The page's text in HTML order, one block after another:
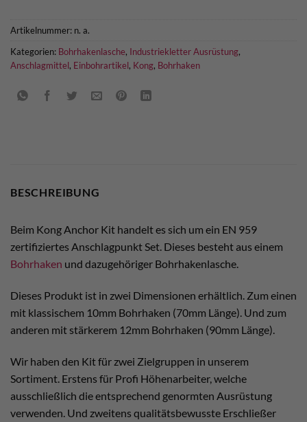
Artikelnummer: n. a.
Kategorien: Bohrhakenlasche, Industriekletter Ausrüstung,
Anschlagmittel, Einbohrartikel, Kong, Bohrhaken
BESCHREIBUNG
Beim Kong Anchor Kit handelt es sich um ein EN 959
zertifiziertes Anschlagpunkt Set. Dieses besteht aus einem
Bohrhaken und dazugehöriger Bohrhakenlasche.
Dieses Produkt ist in zwei Dimensionen erhältlich. Zum einen
mit klassischem 10mm Bohrhaken (70mm Länge). Und zum
anderen mit stärkerem 12mm Bohrhaken (90mm Länge).
Wir haben den Kit für zwei Zielgruppen in unserem
Sortiment. Erstens für Profi Höhenarbeiter, welche
ausschließlich die entsprechend genormten Ausrüstung
verwenden. Und zweitens qualitätsbewusste Erschließer